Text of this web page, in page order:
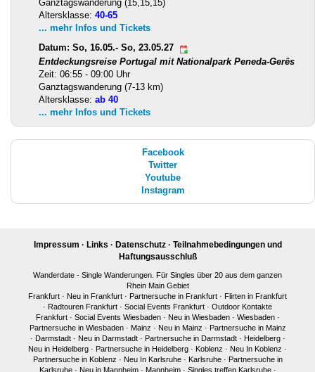
Ganztagswanderung (15,15,15)
Altersklasse: 40-65
... mehr Infos und Tickets
Datum: So, 16.05.- So, 23.05.27
Entdeckungsreise Portugal mit Nationalpark Peneda-Gerês
Zeit: 06:55 - 09:00 Uhr
Ganztagswanderung (7-13 km)
Altersklasse: ab 40
... mehr Infos und Tickets
Facebook
Twitter
Youtube
Instagram
Impressum · Links · Datenschutz· Teilnahmebedingungen und
Haftungsausschluß
Wanderdate - Single Wanderungen. Für Singles über 20 aus dem ganzen
Rhein Main Gebiet
Frankfurt · Neu in Frankfurt · Partnersuche in Frankfurt · Flirten in Frankfurt
· Radtouren Frankfurt · Social Events Frankfurt · Outdoor Kontakte
Frankfurt· Social Events Wiesbaden· Neu in Wiesbaden· Wiesbaden·
Partnersuche in Wiesbaden· Mainz · Neu in Mainz · Partnersuche in Mainz
· Darmstadt· Neu in Darmstadt· Partnersuche in Darmstadt· Heidelberg·
Neu in Heidelberg · Partnersuche in Heidelberg · Koblenz · Neu In Koblenz ·
Partnersuche in Koblenz · Neu In Karlsruhe· Karlsruhe· Partnersuche in
Karlsruhe· Neu in Mannheim· Mannheim· Singles treffen Karlsruhe·